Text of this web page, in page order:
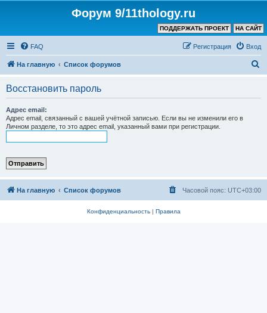
Форум 9/11thology.ru
НА САЙТ
ПОДДЕРЖАТЬ ПРОЕКТ
FAQ Вход
Регистрация
На главную Список форумов
Восстановить пароль
Адрес email:
Адрес email, связанный с вашей учётной записью. Если вы не изменили его в
Личном разделе, то это адрес email, указанный вами при регистрации.
На главную Список форумов Часовой пояс: UTC+03:00
Конфиденциальность| Правила